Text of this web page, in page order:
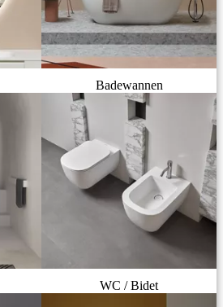
Badewannen
WC / Bidet